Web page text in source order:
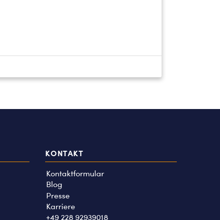
KONTAKT
Kontaktformular
Blog
Presse
Karriere
+49 228 92939018